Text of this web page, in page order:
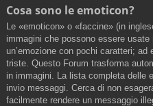
Cosa sono le emoticon?
Le «emoticon» o «faccine» (in
immagini che possono essere
un’emozione con pochi caratteri;
triste. Questo Forum trasforma
in immagini. La lista completa delle
invio messaggi. Cerca di non
facilmente rendere un messaggio